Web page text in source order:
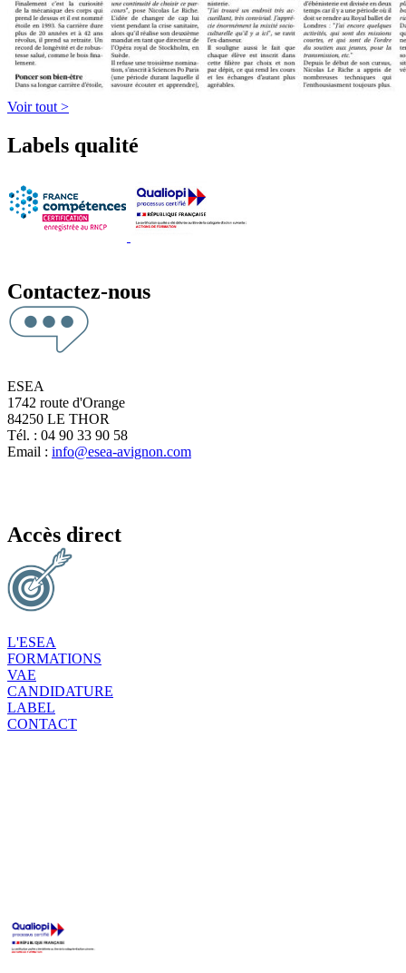
Voir tout >
Labels qualité
Contactez-nous
ESEA
1742 route d'Orange
84250 LE THOR
Tél. : 04 90 33 90 58
Email : info@esea-avignon.com
Accès direct
L'ESEA
FORMATIONS
VAE
CANDIDATURE
LABEL
CONTACT